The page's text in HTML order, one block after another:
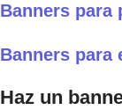
Banners para
Banners para
Haz un